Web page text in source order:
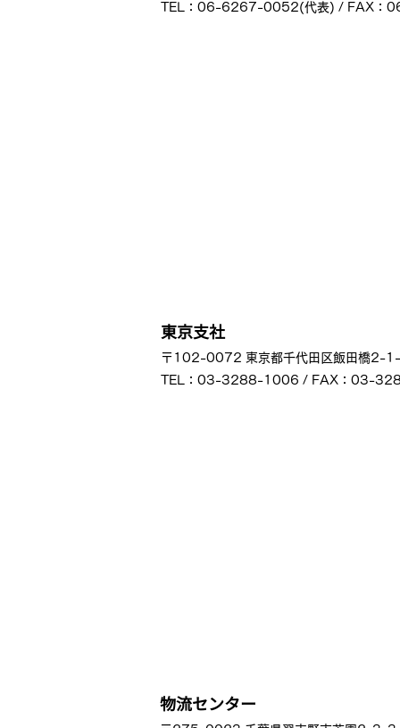
TEL：06-6267-0052(代表) / FAX：
東京支社
〒102-0072 東京都千代田区飯田橋2-
TEL：03-3288-1006 / FAX：03-
物流センター